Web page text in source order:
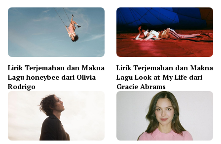
Lirik Terjemahan dan Makna
Lagu honeybee dari Olivia
Rodrigo
Lirik Terjemahan dan Makna
Lagu Look at My Life dari
Gracie Abrams